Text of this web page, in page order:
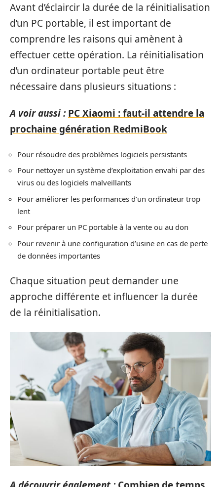
Avant d’éclaircir la durée de la réinitialisation
d’un PC portable, il est important de
comprendre les raisons qui amènent à
effectuer cette opération. La réinitialisation
d’un ordinateur portable peut être
nécessaire dans plusieurs situations :
A voir aussi : PC Xiaomi : faut-il attendre la
prochaine génération RedmiBook
Pour résoudre des problèmes logiciels persistants
Pour nettoyer un système d’exploitation envahi par des
virus ou des logiciels malveillants
Pour améliorer les performances d’un ordinateur trop
lent
Pour préparer un PC portable à la vente ou au don
Pour revenir à une configuration d’usine en cas de perte
de données importantes
Chaque situation peut demander une
approche différente et influencer la durée
de la réinitialisation.